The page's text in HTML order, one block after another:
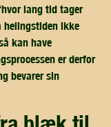
lang tid tager
helingstiden ikke
kan have
er derfor
bevarer sin